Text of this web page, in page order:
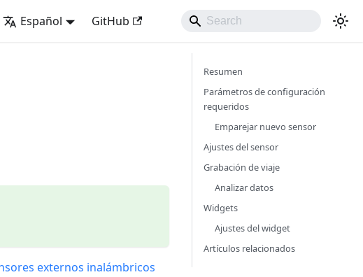
Español GitHub
externos inalámbricos
Resumen
Parámetros de configuración
requeridos
Emparejar nuevo sensor
Ajustes del sensor
Grabación de viaje
Analizar datos
Widgets
Ajustes del widget
Artículos relacionados